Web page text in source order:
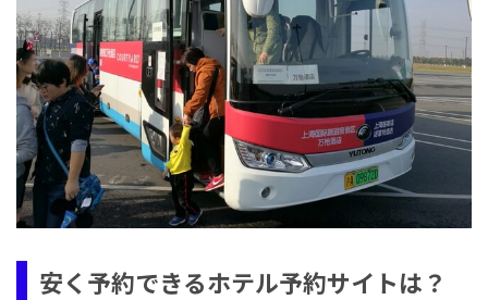
安く予約できるホテル予約サイトは？